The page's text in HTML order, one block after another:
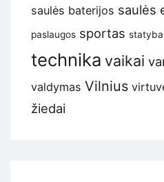
saulės baterijos saulės
paslaugos sportas statyba
technika vaikai
valdymas Vilnius
žiedai